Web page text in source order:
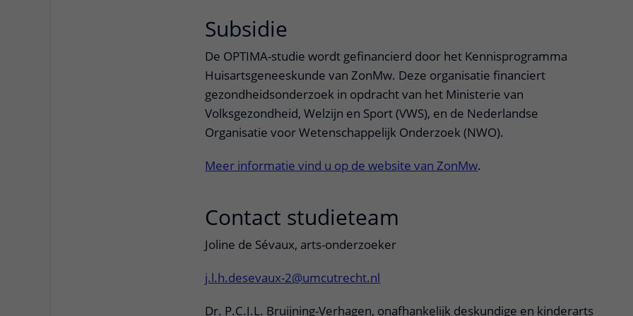
Subsidie
De OPTIMA-studie wordt gefinancierd door het Kennisprogramma
Huisartsgeneeskunde van ZonMw. Deze organisatie financiert
gezondheidsonderzoek in opdracht van het Ministerie van
Volksgezondheid, Welzijn en Sport (VWS), en de Nederlandse
Organisatie voor Wetenschappelijk Onderzoek (NWO).
Meer informatie vind u op de website van ZonMw.
Contact studieteam
Joline de Sévaux, arts-onderzoeker
j.l.h.desevaux-2@umcutrecht.nl
Dr. P.C.J.L. Bruijning-Verhagen, onafhankelijk deskundige en kinderarts